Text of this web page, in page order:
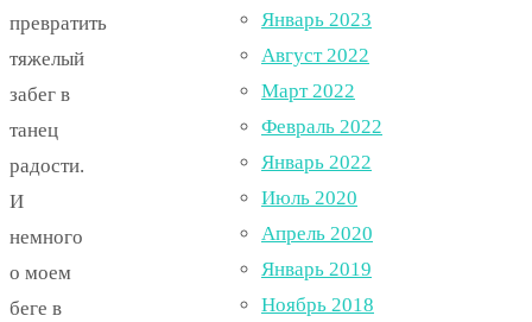
превратить
тяжелый
забег в
танец
радости.
И
немного
о моем
беге в
Январь 2023
Август 2022
Март 2022
Февраль 2022
Январь 2022
Июль 2020
Апрель 2020
Январь 2019
Ноябрь 2018